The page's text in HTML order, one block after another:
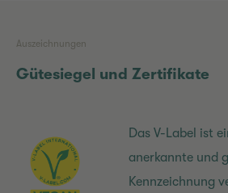
Auszeichnungen
Gütesiegel und Zertifikate
Das V-Label ist
anerkannte und
Kennzeichnung